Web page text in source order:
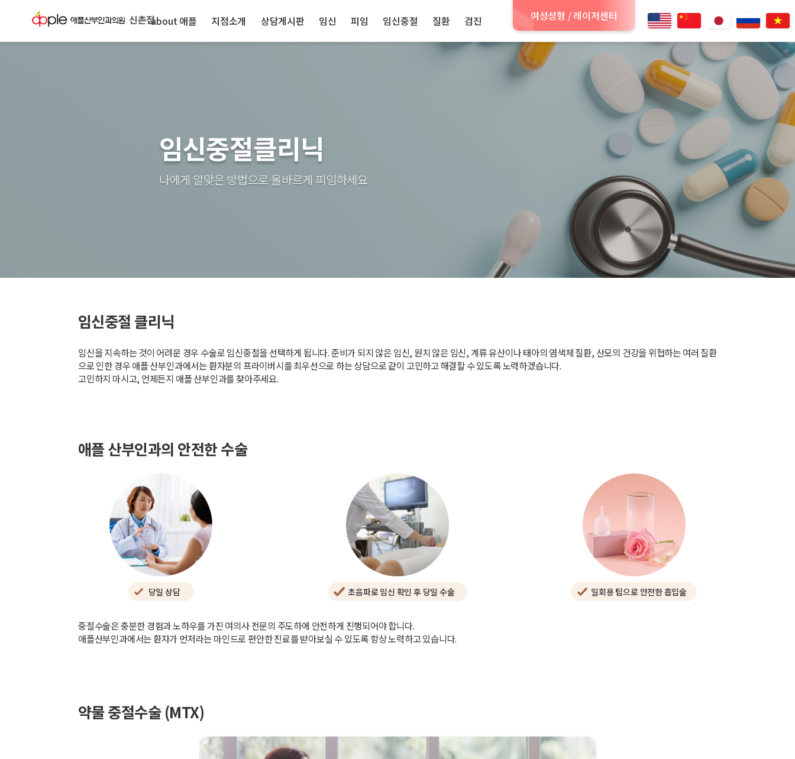
신촌점about 애플 지점소개 상담게시판 임신 피임 임신중절 질환 검진 여성성형 / 레이저센터
임신중절클리닉
나에게 알맞은 방법으로 올바르게 피임하세요
임신중절 클리닉
임신을 지속하는 것이 어려운 경우 수술로 임신중절을 선택하게 됩니다. 준비가 되지 않은 임신, 원치 않은 임신, 계류 유산이나 태아의 염색체 질환, 산모의 건강을 위협하는 여러 질환
으로 인한 경우 애플 산부인과에서는 환자분의 프라이버시를 최우선으로 하는 상담으로 같이 고민하고 해결할 수 있도록 노력하겠습니다.
고민하지 마시고, 언제든지 애플 산부인과를 찾아주세요.
애플 산부인과의 안전한 수술
당일 상담 초음파로 임신 확인 후 당일 수술 일회용 팁으로 안전한 흡입술
중절수술은 충분한 경험과 노하우를 가진 여의사 전문의 주도하에 안전하게 진행되어야 합니다.
애플산부인과에서는 환자가 먼저라는 마인드로 편안한 진료를 받아보실 수 있도록 항상 노력하고 있습니다.
약물 중절수술 (MTX)